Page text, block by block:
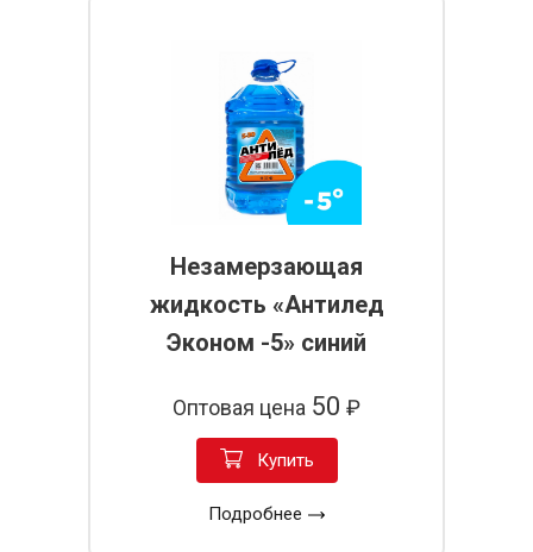
Незамерзающая
жидкость «Антилед
Эконом -5» синий
Оптовая цена 50 ₽
Купить
Подробнее